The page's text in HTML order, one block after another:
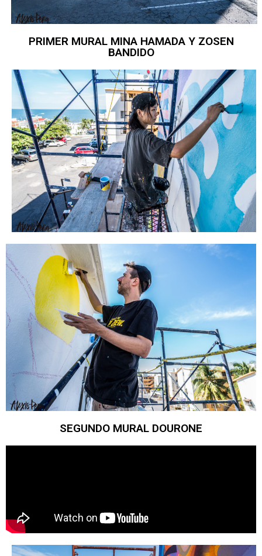
PRIMER MURAL MINA HAMADA Y ZOSEN
BANDIDO
SEGUNDO MURAL DOURONE